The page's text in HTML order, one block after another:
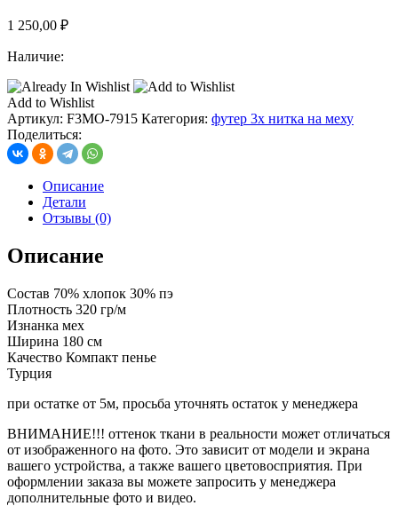
1 250,00 ₽
Наличие:
Add to Wishlist
Артикул: F3MO-7915 Категория: футер 3х нитка на меху
Поделиться:
Описание
Детали
Отзывы (0)
Описание
Состав 70% хлопок 30% пэ
Плотность 320 гр/м
Изнанка мех
Ширина 180 см
Качество Компакт пенье
Турция
при остатке от 5м, просьба уточнять остаток у менеджера
ВНИМАНИЕ!!! оттенок ткани в реальности может отличаться
от изображенного на фото. Это зависит от модели и экрана
вашего устройства, а также вашего цветовосприятия. При
оформлении заказа вы можете запросить у менеджера
дополнительные фото и видео.